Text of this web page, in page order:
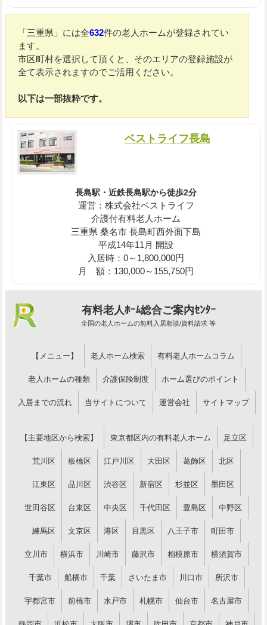
「三重県」には全632件の老人ホームが登録されてい
ます。
市区町村を選択して頂くと、そのエリアの登録施設が
全て表示されますのでご活用ください。
以下は一部抜粋です。
ベストライフ長島
長島駅・近鉄長島駅から徒歩2分
運営：株式会社ベストライフ
介護付有料老人ホーム
三重県 桑名市 長島町西外面下島
平成14年11月 開設
入居時：0～1,800,000円
月 額：130,000～155,750円
有料老人ﾎｰﾑ総合ご案内ｾﾝﾀｰ
全国の老人ホームの無料入居相談/資料請求 等
【メニュー】 老人ホーム検索 有料老人ホームコラム
老人ホームの種類 介護保険制度 ホーム選びのポイント
入居までの流れ 当サイトについて 運営会社 サイトマップ
【主要地区から検索】 東京都区内の有料老人ホーム 足立区
荒川区 板橋区 江戸川区 大田区 葛飾区 北区
江東区 品川区 渋谷区 新宿区 杉並区 墨田区
世田谷区 台東区 中央区 千代田区 豊島区 中野区
練馬区 文京区 港区 目黒区 八王子市 町田市
立川市 横浜市 川崎市 藤沢市 相模原市 横須賀市
千葉市 船橋市 千葉 さいたま市 川口市 所沢市
宇都宮市 前橋市 水戸市 札幌市 仙台市 名古屋市